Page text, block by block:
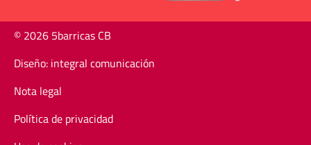
© 2026 5barricas CB
Diseño: integral comunicación
Nota legal
Política de privacidad